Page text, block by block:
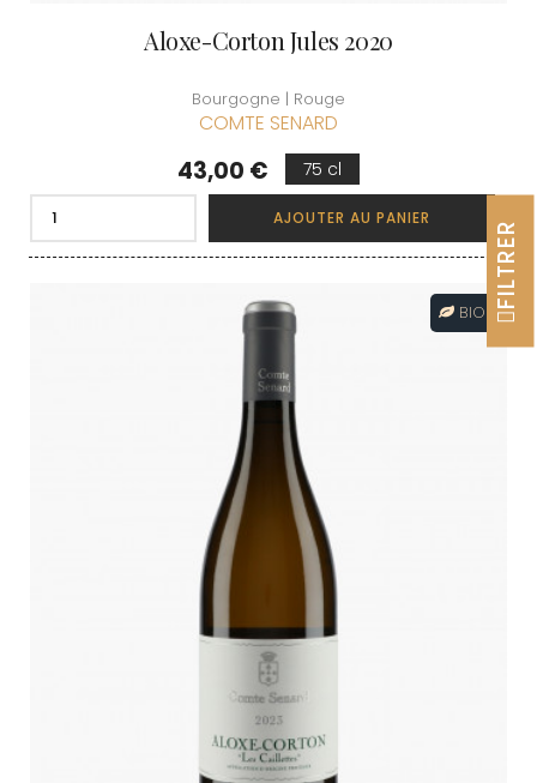
Aloxe-Corton Jules 2020
Bourgogne | Rouge
COMTE SENARD
Prix
43,00 € 75 cl
AJOUTER AU PANIER
BIO
FILTRER